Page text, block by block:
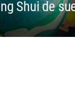
Shui de